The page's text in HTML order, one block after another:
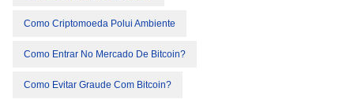
Como Criptomoeda Polui Ambiente
Como Entrar No Mercado De Bitcoin?
Como Evitar Graude Com Bitcoin?